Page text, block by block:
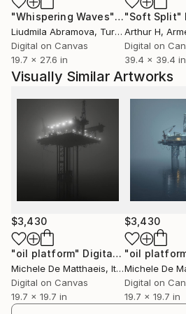
​
Installazioni, interventi
sculture, fotografie e qualsiasi
espressione può cambiare il
Si può mescolare il modo
vedere il mondo, con una
astratta, asettica e precisa.
Forme che galleggiano nello
sensazioni fuori dal tempo, ma
un dato luogo.
Forme di un altro tipo, di un
ad ampliare la percezione tipica
aprire nuovi confini; i confini
interpretazione di quelle forme.
"Whispering Waves"Digital Art
Liudmila Abramova, Turkey
Digital on Canvas
19.7 x 27.6 in
"Soft Split"
Arthur H,
Digital on
39.4 x 39.4 in
Visually Similar Artworks
$3,430
"oil platform" Digital Art
Michele De Matthaeis, Italy
Digital on Canvas
19.7 x 19.7 in
$3,430
"oil
Michele De
Digital on
19.7 x 19.7 in